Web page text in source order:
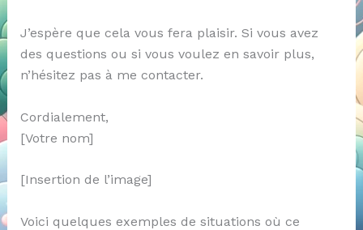
J’espère que cela vous fera plaisir. Si vous avez
des questions ou si vous voulez en savoir plus,
n’hésitez pas à me contacter.
Cordialement,
[Votre nom]
[Insertion de l’image]
Voici quelques exemples de situations où ce